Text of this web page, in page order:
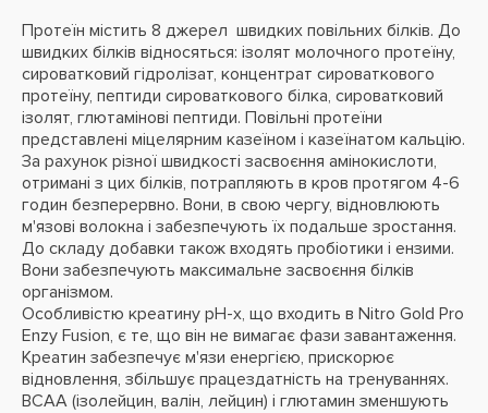
Протеїн містить 8 джерел швидких повільних білків. До
швидких білків відносяться: ізолят молочного протеїну,
сироватковий гідролізат, концентрат сироваткового
протеїну, пептиди сироваткового білка, сироватковий
ізолят, глютамінові пептиди. Повільні протеїни
представлені міцелярним казеїном і казеїнатом кальцію.
За рахунок різної швидкості засвоєння амінокислоти,
отримані з цих білків, потрапляють в кров протягом 4-6
годин безперервно. Вони, в свою чергу, відновлюють
м'язові волокна і забезпечують їх подальше зростання.
До складу добавки також входять пробіотики і ензими.
Вони забезпечують максимальне засвоєння білків
організмом.
Особливістю креатину рН-х, що входить в Nitro Gold Pro
Enzy Fusion, є те, що він не вимагає фази завантаження.
Креатин забезпечує м'язи енергією, прискорює
відновлення, збільшує працездатність на тренуваннях.
ВСАА (ізолейцин, валін, лейцин) і глютамин зменшують